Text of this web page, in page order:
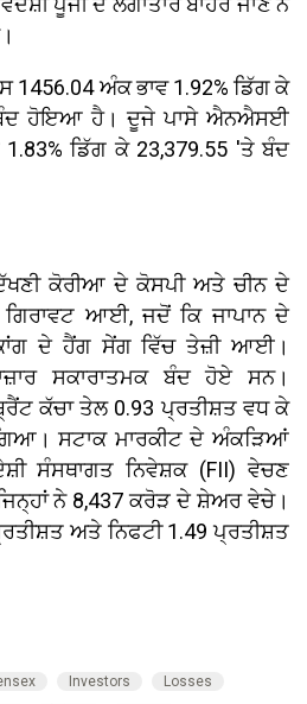
ਅੰਕ ਭਾਵ 1.92% ਡਿੱਗ ਕੇ
ਬੰਦ ਹੋਇਆ ਹੈ। ਦੂਜੇ ਪਾਸੇ ਐਨਐਸਈ
ਡਿੱਗ ਕੇ 23,379.55 'ਤੇ ਬੰਦ
ਕੋਰੀਆ ਦੇ ਕੋਸਪੀ ਅਤੇ ਚੀਨ ਦੇ
ਆਈ, ਜਦੋਂ ਕਿ ਜਾਪਾਨ ਦੇ
ਦੇ ਹੈਂਗ ਸੇਂਗ ਵਿੱਚ ਤੇਜ਼ੀ ਆਈ।
ਸਕਾਰਾਤਮਕ ਬੰਦ ਹੋਏ ਸਨ।
ਕੱਚਾ ਤੇਲ 0.93 ਪ੍ਰਤੀਸ਼ਤ ਵਧ ਕੇ
ਸਟਾਕ ਮਾਰਕੀਟ ਦੇ ਅੰਕੜਿਆਂ
ਸੰਸਥਾਗਤ ਨਿਵੇਸ਼ਕ (FII) ਵੇਚਣ
ਨੇ ₹8,437 ਕਰੋੜ ਦੇ ਸ਼ੇਅਰ ਵੇਚੇ।
ਅਤੇ ਨਿਫਟੀ 1.49 ਪ੍ਰਤੀਸ਼ਤ
Investors
Losses